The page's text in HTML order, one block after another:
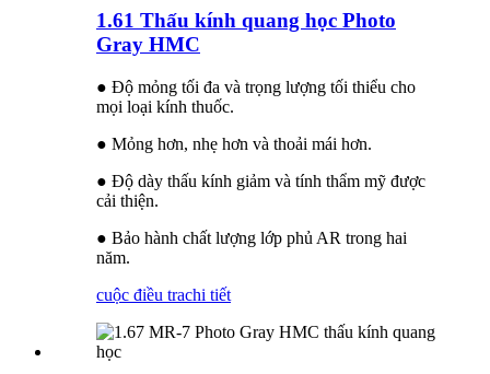
1.61 Thấu kính quang học Photo
Gray HMC
● Độ mỏng tối đa và trọng lượng tối thiểu cho
mọi loại kính thuốc.
● Mỏng hơn, nhẹ hơn và thoải mái hơn.
● Độ dày thấu kính giảm và tính thẩm mỹ được
cải thiện.
● Bảo hành chất lượng lớp phủ AR trong hai
năm.
cuộc điều trachi tiết